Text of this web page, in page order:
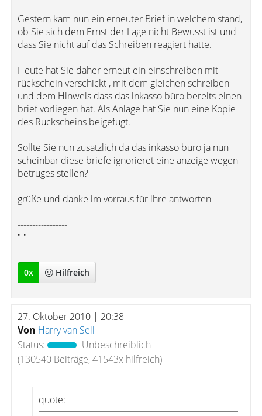
Gestern kam nun ein erneuter Brief in welchem stand,
ob Sie sich dem Ernst der Lage nicht Bewusst ist und
dass Sie nicht auf das Schreiben reagiert hätte.
Heute hat Sie daher erneut ein einschreiben mit
rückschein verschickt , mit dem gleichen schreiben
und dem Hinweis dass das inkasso büro bereits einen
brief vorliegen hat. Als Anlage hat Sie nun eine Kopie
des Rückscheins beigefügt.
Sollte Sie nun zusätzlich da das inkasso büro ja nun
scheinbar diese briefe ignorieret eine anzeige wegen
betruges stellen?
grüße und danke im vorraus für ihre antworten
-----------------
" "
0x Hilfreich
27. Oktober 2010 | 20:38
Von Harry van Sell
Status:
Unbeschreiblich
(130540 Beiträge, 41543x hilfreich)
quote: